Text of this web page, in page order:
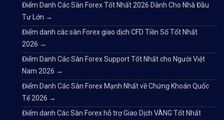
Điểm Danh Các Sàn Forex Tốt Nhất 2026 Dành Cho Nhà Đầu
Tư Lớn →
Điểm danh các sàn Forex giao dịch CFD Tiền Số Tốt Nhất
2026 →
Điểm Danh Các Sàn Forex Support Tốt Nhất cho Người Việt
Nam 2026 →
Điểm Danh Các Sàn Forex Mạnh Nhất về Chứng Khoán Quốc
Tế 2026 →
Điểm danh Các Sàn Forex hỗ trợ Giao Dịch VÀNG Tốt Nhất